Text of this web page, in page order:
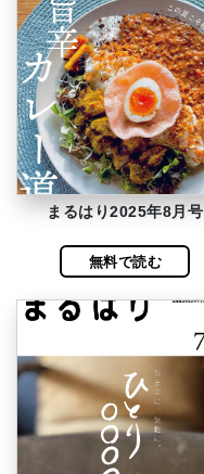
まるはり2025年8月号
無料で読む